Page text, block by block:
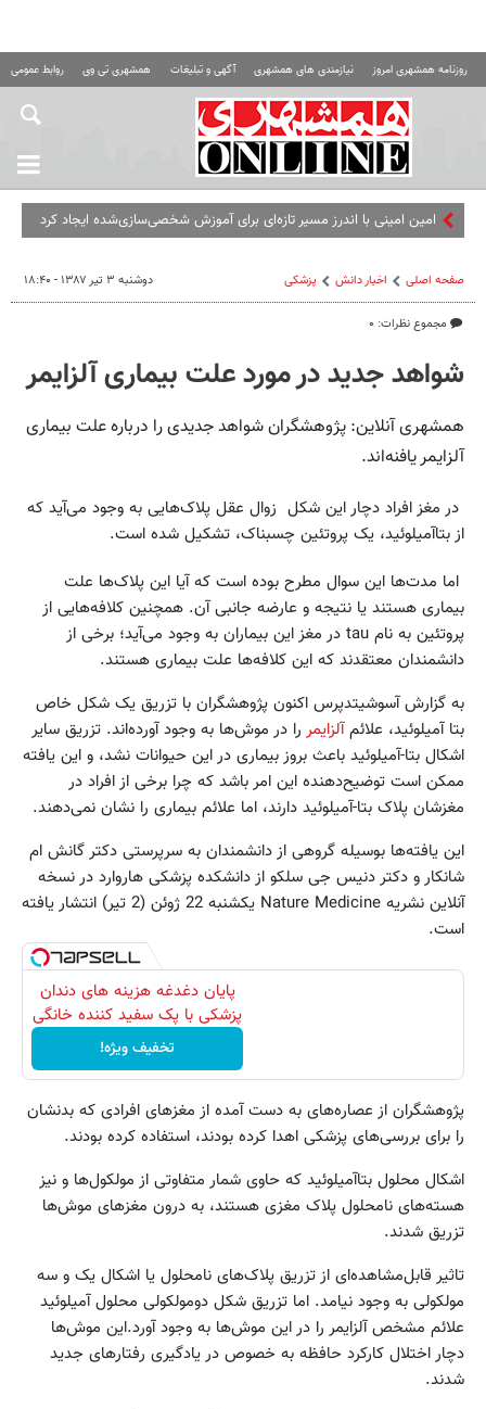
روزنامه همشهری امروز نیازمندی های همشهری آگهی و تبلیغات همشهری تی وی روابط عمومی
امین امینی با اندرز مسیر تازه‌ای برای آموزش شخصی‌سازی‌شده ایجاد کرد
صفحه اصلی اخبار دانش پزشکی
مجموع نظرات: ۰
دوشنبه ۳ تیر ۱۳۸۷ - ۱۸:۴۰
شواهد جدید در مورد علت بیماری آلزایمر
همشهری آنلاین: پژوهشگران شواهد جدیدی را درباره علت بیماری
آلزایمر یافنه‌اند.
در مغز افراد دچار این شکل زوال عقل پلاک‌هایی به وجود می‌آید که
از بتا‌آمیلوئید، یک پروتئین چسبناک، تشکیل شده است.
اما مدت‌ها این سوال مطرح بوده است که آیا این پلاک‌ها علت
بیماری هستند یا نتیجه و عارضه جانبی آن. همچنین کلافه‌هایی از
پروتئین به نام tau در مغز این بیماران به وجود می‌‌آید؛ برخی از
دانشمندان معتقدند که این کلافه‌ها علت بیماری هستند.
به گزارش آسوشیتدپرس اکنون پژوهشگران با تزریق یک شکل خاص
بتا آمیلوئید، علائمآلزایمر را در موش‌ها به وجود آورده‌اند. تزریق‌ سایر
اشکال بتا‌-آمیلوئید باعث بروز بیماری در این حیوانات نشد، و این یافته
ممکن است توضیح‌دهنده این امر باشد که چرا برخی از افراد در
مغزشان پلاک بتا-آمیلوئید دارند، اما علائم بیماری را نشان نمی‌دهند.
این یافته‌ها بوسیله گروهی از دانشمندان به سرپرستی دکتر گانش ام
شانکار و دکتر دنیس جی سلکو از دانشکده پزشکی هاروارد در نسخه
آنلاین نشریه Nature Medicine یکشنبه 22 ژوئن (2 تیر) انتشار یافته
است.
پایان دغدغه هزینه های دندان
پزشکی با پک سفید کننده خانگی
تخفیف ویژه!
پژوهشگران از عصاره‌های به دست آمده از مغزهای افرادی که بدنشان
را برای بررسی‌های پزشکی اهدا کرده بودند، استفاده کرده بودند.
اشکال محلول بتا‌آمیلوئید که حاوی شمار متفاوتی از مولکول‌ها و نیز
هسته‌های نامحلول پلاک مغزی هستند، به درون مغزهای موش‌ها
تزریق شدند.
تاثیر قابل‌مشاهده‌ای از تزریق پلاک‌های نامحلول یا اشکال یک و سه
مولکولی به وجود نیامد. اما تزریق شکل دومولکولی محلول آمیلوئید
علائم مشخص آلزایمر را در این موش‌ها به وجود آورد.این موش‌ها
دچار اختلال کارکرد حافظه به خصوص در یادگیری رفتارهای جدید
شدند.